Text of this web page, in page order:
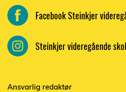
Facebook Steinkjer
Steinkjer videregående
Ansvarlig redaktør